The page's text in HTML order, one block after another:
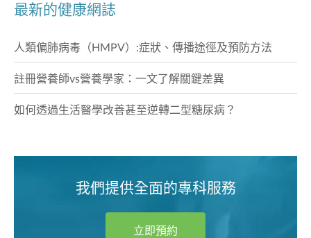
最新的健康網誌
人類偏肺病毒（HMPV）:症狀、傳播途徑及預防方法
註冊營養師vs營養學家：一文了解關鍵差異
如何透過生活醫學改善甚至逆轉二型糖尿病？
我們提供全面的專科服務
立即預約